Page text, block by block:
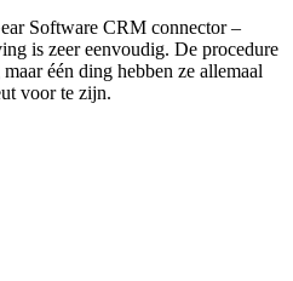
Software CRM connector –
is zeer eenvoudig. De procedure
één ding hebben ze allemaal
voor te zijn.